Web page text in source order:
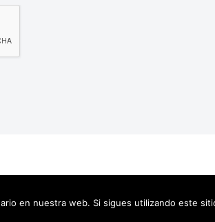
en nuestra web. Si sigues utilizando este